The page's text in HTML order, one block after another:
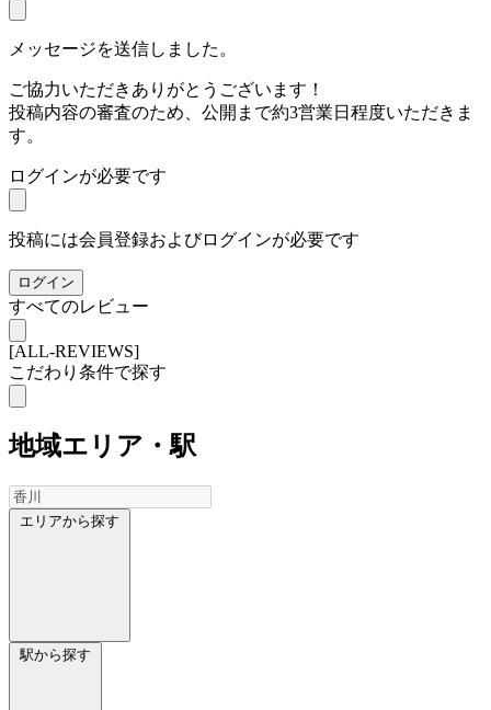
メッセージを送信しました。
ご協力いただきありがとうございます！
投稿内容の審査のため、公開まで約3営業日程度いただきま
す。
ログインが必要です
投稿には会員登録およびログインが必要です
ログイン
すべてのレビュー
[ALL-REVIEWS]
こだわり条件で探す
地域エリア・駅
エリアから探す
駅から探す